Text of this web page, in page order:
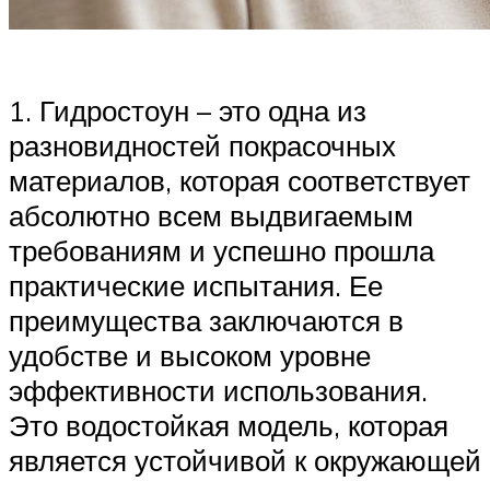
1. Гидростоун – это одна из
разновидностей покрасочных
материалов, которая соответствует
абсолютно всем выдвигаемым
требованиям и успешно прошла
практические испытания. Ее
преимущества заключаются в
удобстве и высоком уровне
эффективности использования.
Это водостойкая модель, которая
является устойчивой к окружающей